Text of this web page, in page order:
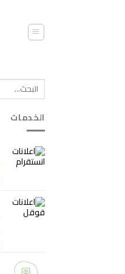
الخدمات